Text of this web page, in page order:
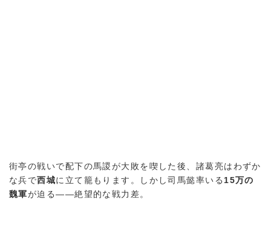
街亭の戦いで配下の馬謖が大敗を喫した後、諸葛亮はわずか
な兵で西城に立て籠もります。しかし司馬懿率いる 15万の
魏軍が迫る——絶望的な戦力差。